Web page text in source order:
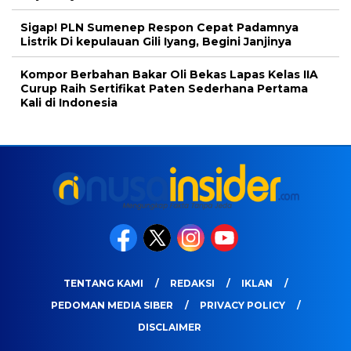
Sigap! PLN Sumenep Respon Cepat Padamnya
Listrik Di kepulauan Gili Iyang, Begini Janjinya
Kompor Berbahan Bakar Oli Bekas Lapas Kelas IIA
Curup Raih Sertifikat Paten Sederhana Pertama
Kali di Indonesia
TENTANG KAMI REDAKSI
IKLAN
PEDOMAN MEDIA SIBER
PRIVACY POLICY
DISCLAIMER